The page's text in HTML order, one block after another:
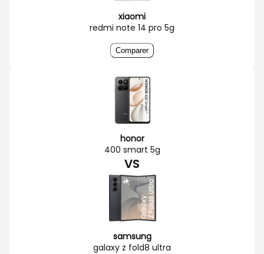
xiaomi
redmi note 14 pro 5g
Comparer
honor
400 smart 5g
VS
samsung
galaxy z fold8 ultra